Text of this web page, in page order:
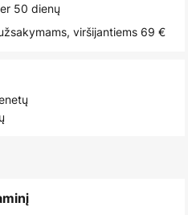
50 dienų
viršijantiems 69 €